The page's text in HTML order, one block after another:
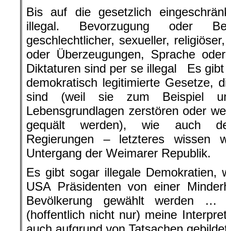
Bis auf die gesetzlich
illegal. Bevorzugung oder
geschlechtlicher, sexueller,
oder Überzeugungen, Sprache
Diktaturen sind per se illegal Es
demokratisch legitimierte Gesetze,
sind (weil sie zum Beispiel
Lebensgrundlagen zerstören oder
gequält werden), wie auch
Regierungen – letzteres wissen
Untergang der Weimarer Republik.
Es gibt sogar illegale Demokratien,
USA Präsidenten von einer
Bevölkerung gewählt
(hoffentlich nicht nur) meine